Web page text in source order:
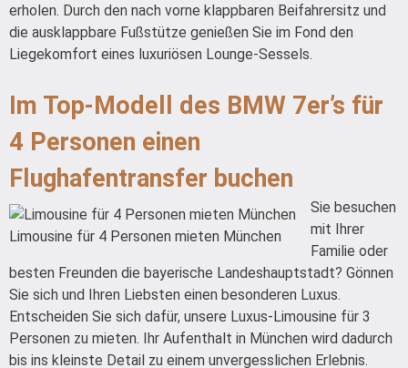
erholen. Durch den nach vorne klappbaren Beifahrersitz und
die ausklappbare Fußstütze genießen Sie im Fond den
Liegekomfort eines luxuriösen Lounge-Sessels.
Im Top-Modell des BMW 7er’s für
4 Personen einen
Flughafentransfer buchen
Limousine für 4 Personen mieten München
Sie besuchen
mit Ihrer
Familie oder
besten Freunden die bayerische Landeshauptstadt? Gönnen
Sie sich und Ihren Liebsten einen besonderen Luxus.
Entscheiden Sie sich dafür, unsere Luxus-Limousine für 3
Personen zu mieten. Ihr Aufenthalt in München wird dadurch
bis ins kleinste Detail zu einem unvergesslichen Erlebnis.